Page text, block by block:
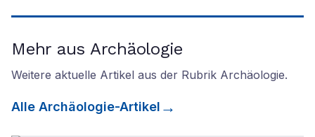
Mehr aus Archäologie
Weitere aktuelle Artikel aus der Rubrik Archäologie.
Alle Archäologie-Artikel